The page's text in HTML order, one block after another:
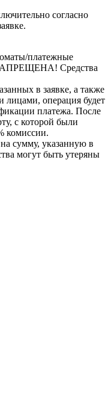
согласно
платежные
Средства
в заявке, а также
лицами, операция будет
платежа. После
с которой были
комиссии.
сумму, указанную в
могут быть утеряны